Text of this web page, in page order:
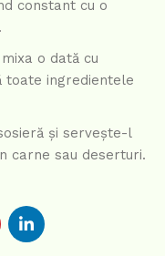
constant cu o
o dată cu
toate ingredientele
și servește-l
carne sau deserturi.